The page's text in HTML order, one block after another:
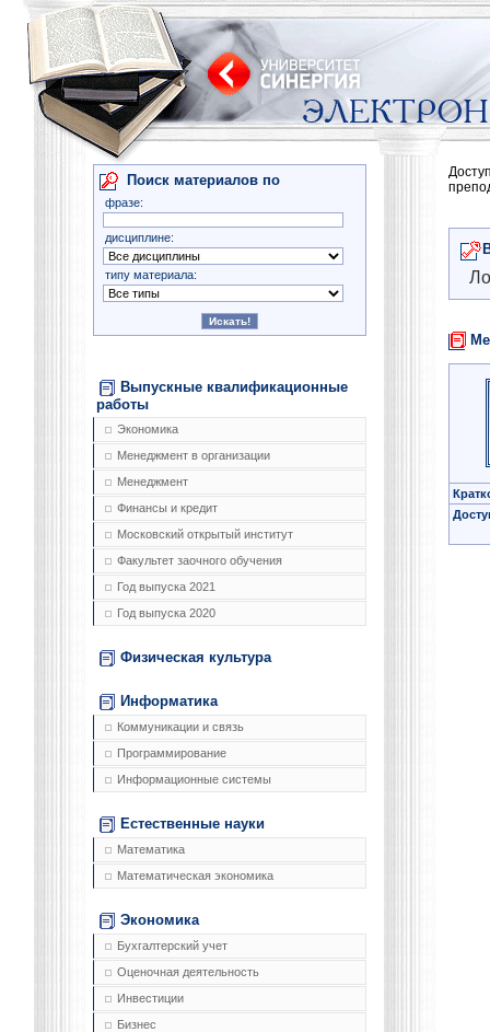
Поиск материалов по
фразе:
дисциплине:
типу материала:
Выпускные квалификационные
работы
Экономика
Менеджмент в организации
Менеджмент
Финансы и кредит
Московский открытый институт
Факультет заочного обучения
Год выпуска 2021
Год выпуска 2020
Физическая культура
Информатика
Коммуникации и связь
Программирование
Информационные системы
Естественные науки
Математика
Математическая экономика
Экономика
Бухгалтерский учет
Оценочная деятельность
Инвестиции
Бизнес